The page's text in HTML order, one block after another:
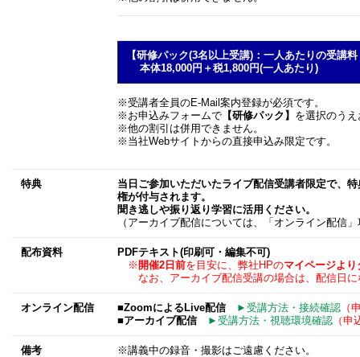
【研修パック(3名以上受講)：一人あたりの受講
本体18,000円＋税1,800円(一人あたり)
※受講者全員のE-Mail案内登録が必須です。
※お申込みフォームで【研修パック】
を選択のう
※他の割引は併用できません。
※当社Webサイトからの直接申込み限定です。
特典
当日ご参加いただいたライブ配信受講者限定で、
権が付与されます。
聞き逃しや振り返り学習に活用ください。
（アーカイブ配信については、「オンライン配信
配布資料
PDFテキスト(印刷可・編集不可)
※ 開催2日前を目安に、弊社HPのマイページより
なお、アーカイブ配信受講の場合は、配信日に
オンライン配信 ■ZoomによるLive配信 ►受講方法・接続確認（
■アーカイブ配信
►受講方法・視聴環境確認（申
備考 ※講義中の録音・撮影はご遠慮ください。